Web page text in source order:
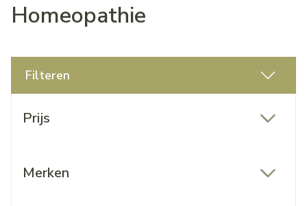
Homeopathie
Filteren
Prijs
Merken